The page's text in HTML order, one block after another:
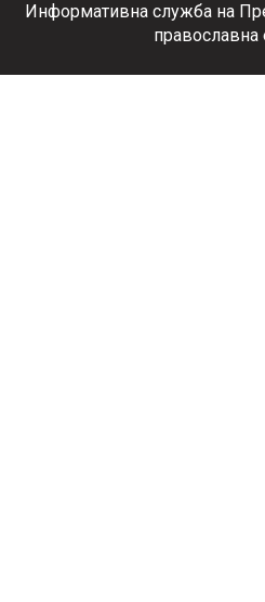
Информативна служба на
православна